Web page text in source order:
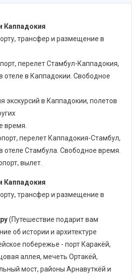
Каппадокия
трансфер и размещение в
перелет Стамбул-Каппадокия,
в Каппадокии. Свободное
экскурсий в Каппадокии, полетов
время.
перелет Каппадокия-Стамбул,
Стамбула. Свободное время.
вылет.
Каппадокия
трансфер и размещение в
(Путешествие подарит вам
об истории и архитектуре
побережье - порт Каракёй,
аллея, мечеть Ортакёй,
мост, районы Арнавуткёй и